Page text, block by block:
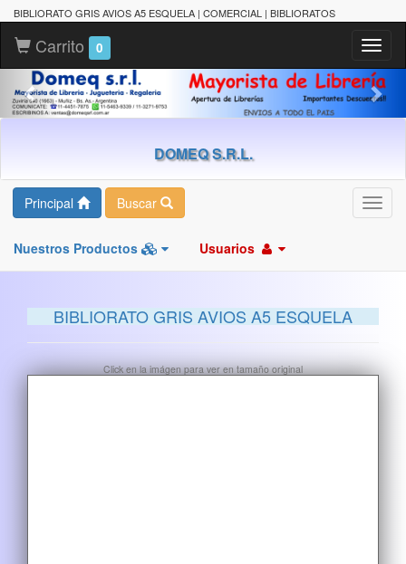
BIBLIORATO GRIS AVIOS A5 ESQUELA | COMERCIAL | BIBLIORATOS
Carrito 0
DOMEQ S.R.L.
Principal Buscar
Nuestros Productos Usuarios
BIBLIORATO GRIS AVIOS A5 ESQUELA
Click en la imágen para ver en tamaño original